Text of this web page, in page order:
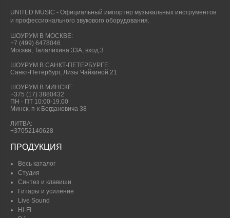
UNITED MUSIC - Официальный импортер музыкальных инструментов
и профессионального звукового оборудования.
ШОУРУМ В МОСКВЕ:
+7 (499) 6478046
Москва, Талалихина 33А, вход 3
ШОУРУМ В САНКТ-ПЕТЕРБУРГЕ:
Санкт-Петербург, Лизы Чайкиной 21
ШОУРУМ В МИНСКЕ:
+375 (17) 3880432
ПН - ПТ 10:00-19.00
Минск, п-к Богдановича 38
ЛИТВА:
+37052140628
ПРОДУКЦИЯ
Весь каталог
Студия
Синтез и клавиши
Гитары и усиление
Live Sound
Hi-FI